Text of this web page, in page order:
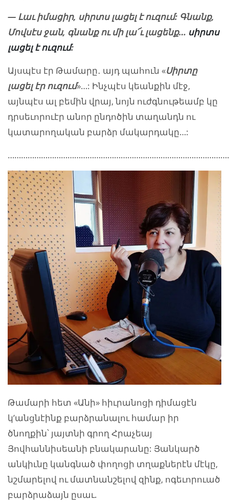
— Լաւ իմացիր, սիրտս լացել է ուզում: Գնանք,
Մովսէս ջան, գնանք ու մի լա՜ւ լացենք… սիրտս
լացել է ուզում:
Այսպէս էր Թամարը․ այդ պահուն «Սիրտը
լացել էր ուզում»…: Ինչպէս կեանքին մէջ,
այնպէս ալ բեմին վրայ, նոյն ուժգնութեամբ կը
դրսեւորուէր անոր ընդոծին տաղանդն ու
կատարողական բարձր մակարդակը…:
Թամարի հետ «Անի» հիւրանոցի դիմացէն
կ’անցնէինք բարձրանալու համար իր
ծնողքին՝ յայտնի գրող Հրաչեայ
Յովհաննիսեանի բնակարանը: Յանկարծ
անկիւնը կանգնած փողոցի տղաքներէն մէկը,
նշմարելով ու մատնանշելով զինք, ոգեւորուած
բարձրաձայն ըսաւ.